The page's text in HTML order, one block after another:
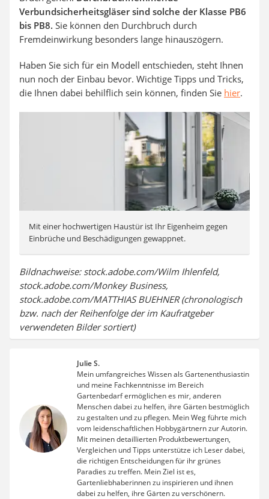
Verbundsicherheitsgläser sind solche der Klasse PB6
bis PB8. Sie können den Durchbruch durch
Fremdeinwirkung besonders lange hinauszögern.
Haben Sie sich für ein Modell entschieden, steht Ihnen
nun noch der Einbau bevor. Wichtige Tipps und Tricks,
die Ihnen dabei behilflich sein können, finden Sie hier.
Mit einer hochwertigen Haustür ist Ihr Eigenheim gegen
Einbrüche und Beschädigungen gewappnet.
Bildnachweise: stock.adobe.com/Wilm Ihlenfeld,
stock.adobe.com/Monkey Business,
stock.adobe.com/MATTHIAS BUEHNER (chronologisch
bzw. nach der Reihenfolge der im Kaufratgeber
verwendeten Bilder sortiert)
Julie S.
Mein umfangreiches Wissen als Gartenenthusiastin
und meine Fachkenntnisse im Bereich
Gartenbedarf ermöglichen es mir, anderen
Menschen dabei zu helfen, ihre Gärten bestmöglich
zu gestalten und zu pflegen. Mein Weg führte mich
vom leidenschaftlichen Hobbygärtnern zur Autorin.
Mit meinen detaillierten Produktbewertungen,
Vergleichen und Tipps unterstütze ich Leser dabei,
die richtigen Entscheidungen für ihr grünes
Paradies zu treffen. Mein Ziel ist es,
Gartenliebhaberinnen zu inspirieren und ihnen
dabei zu helfen, ihre Gärten zu verschönern.